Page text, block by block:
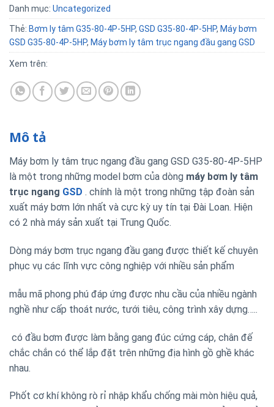
Danh mục: Uncategorized
Thẻ: Bơm ly tâm G35-80-4P-5HP, GSD G35-80-4P-5HP, Máy bơm
GSD G35-80-4P-5HP, Máy bơm ly tâm trục ngang đầu gang GSD
Xem trên:
Mô tả
Máy bơm ly tâm trục ngang đầu gang GSD G35-80-4P-5HP
là một trong những model bơm của dòng máy bơm ly tâm
trục ngang GSD . chính là một trong những tập đoàn sản
xuất máy bơm lớn nhất và cực kỳ uy tín tại Đài Loan. Hiện
có 2 nhà máy sản xuất tại Trung Quốc.
Dòng máy bơm trục ngang đầu gang được thiết kế chuyên
phục vụ các lĩnh vực công nghiệp với nhiều sản phẩm
mẫu mã phong phú đáp ứng được nhu cầu của nhiều ngành
nghề như cấp thoát nước, tưới tiêu, công trình xây dựng…..
có đầu bơm được làm bằng gang đúc cứng cáp, chân đế
chắc chắn có thể lắp đặt trên những địa hình gồ ghề khác
nhau.
Phốt cơ khí không rò rỉ nhập khẩu chống mài mòn hiệu quả,